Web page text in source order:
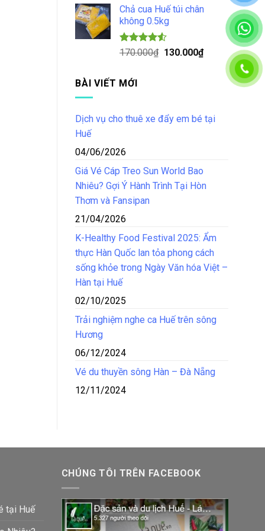
5 sao
là:
150.000₫.
tại
125.000₫.
Chả cua Huế túi chân
không 0.5kg
Được xếp
4.50
170.000₫ Giá
130.000₫Giá
BÀI VIẾT MỚI
Dịch vụ cho thuê xe đẩy em bé tại
Huế
04/06/2026
Giá Vé Cáp Treo Sun World Bao
Nhiêu? Gợi Ý Hành Trình Tại Hòn
Thơm và Fansipan
21/04/2026
K-Healthy Food Festival 2025: Ẩm
thực Hàn Quốc lan tỏa phong cách
sống khỏe trong Ngày Văn hóa Việt –
Hàn tại Huế
02/10/2025
Trải nghiệm nghe ca Huế trên sông
Hương
06/12/2024
Vé du thuyền sông Hàn – Đà Nẵng
12/11/2024
tại Huế
CHÚNG TÔI TRÊN FACEBOOK